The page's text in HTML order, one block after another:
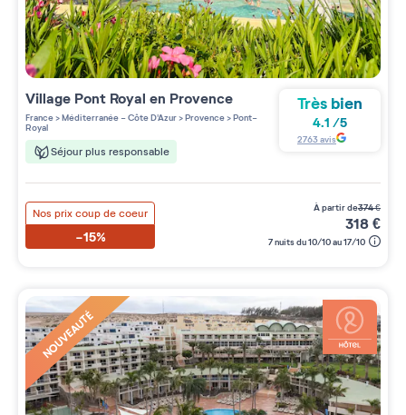
Village Pont Royal en Provence
France>Méditerranée - Côte D'Azur>Provence>Pont-
Royal
Séjour plus responsable
Très bien
4.1 /5
2763avis
Nos prix coup de coeur
-15%
à partir de374€
318€
7 nuits du 10/10 au 17/10
NOUVEAUTÉ